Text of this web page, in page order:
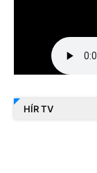
HÍR TV